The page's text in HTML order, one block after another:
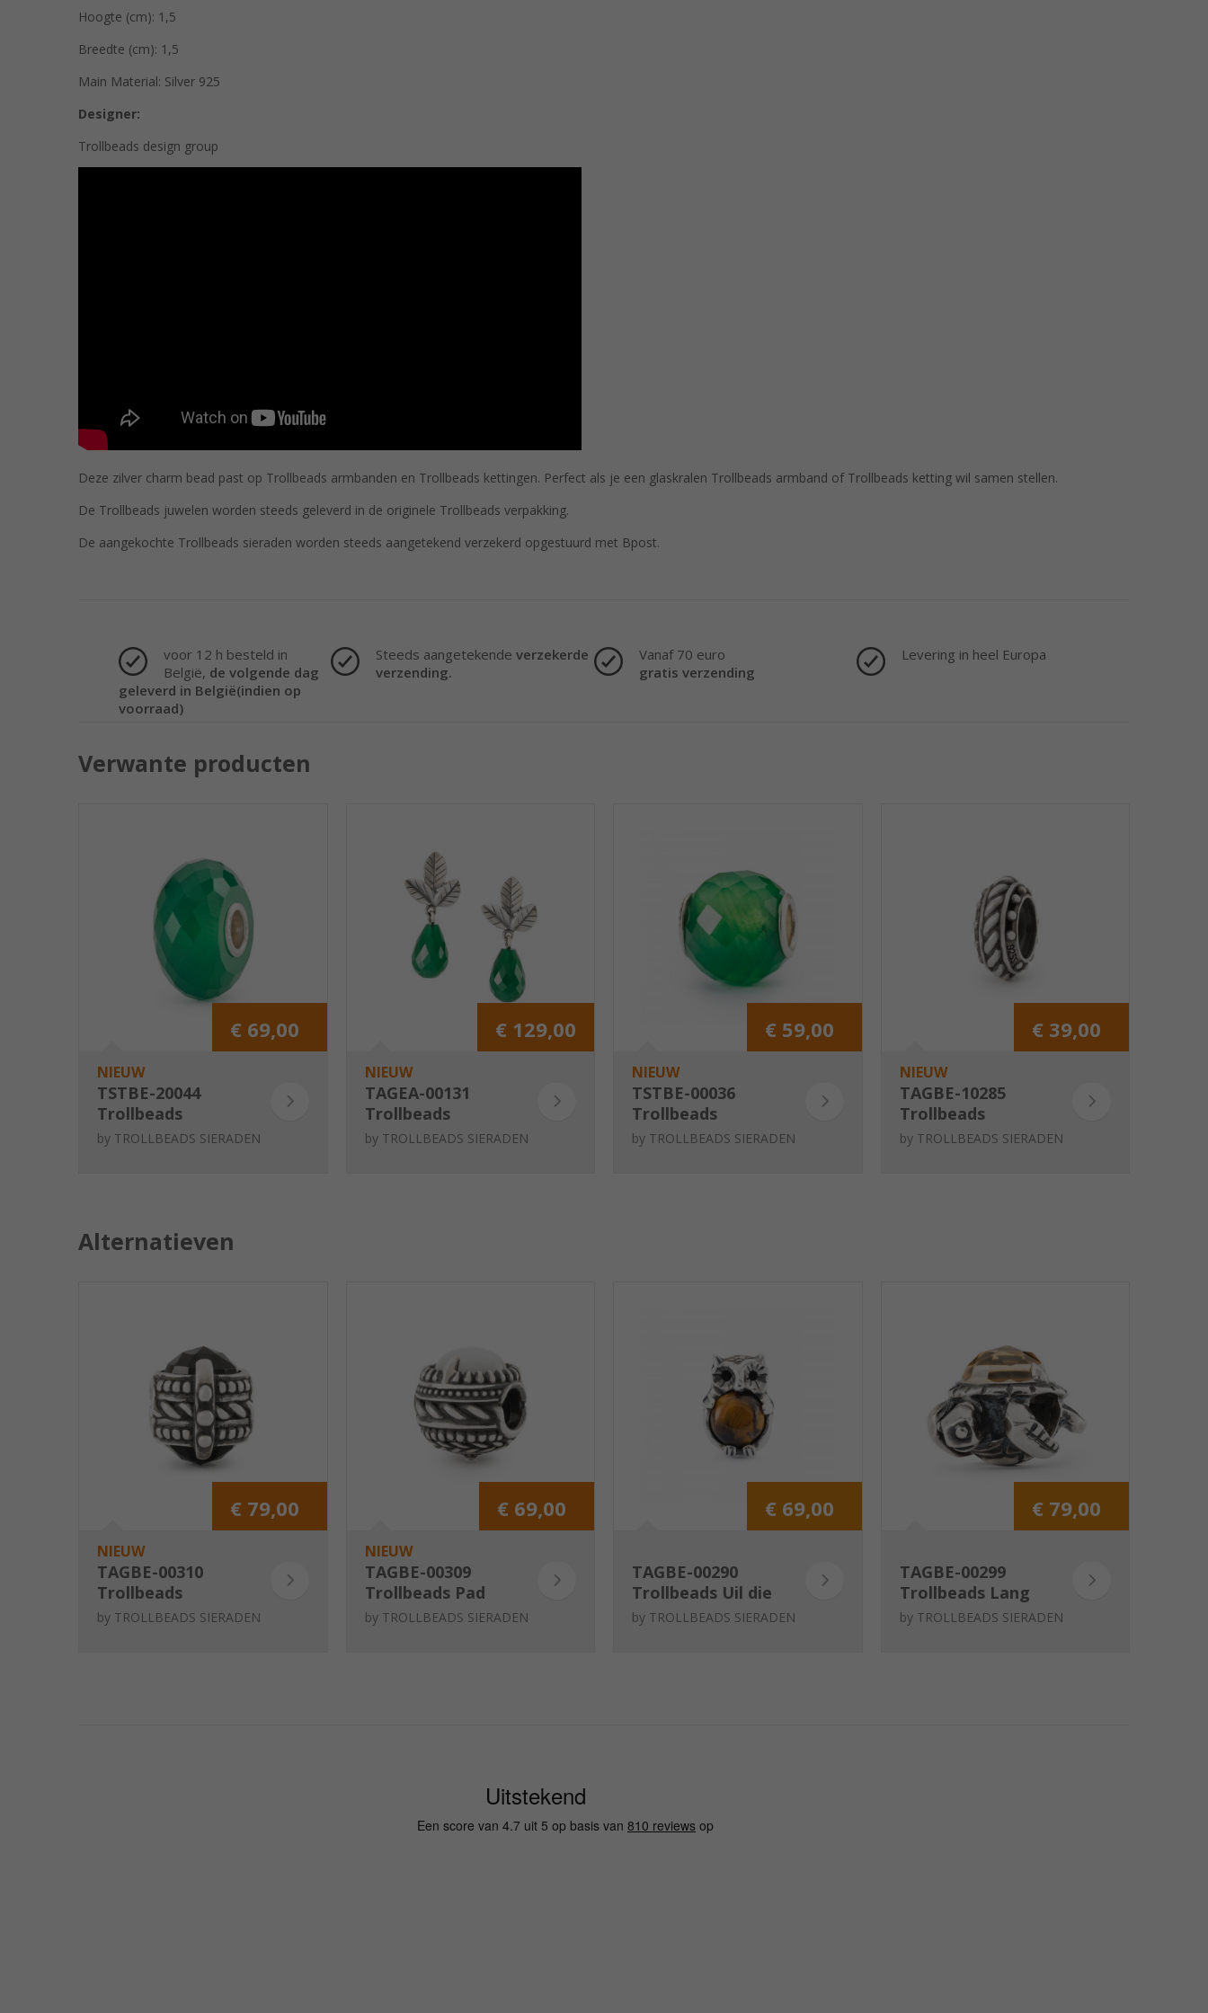
Hoogte (cm): 1,5
Breedte (cm): 1,5
Main Material: Silver 925
Designer:
Trollbeads design group
Deze zilver charm bead past op Trollbeads armbanden en Trollbeads kettingen. Perfect als je een glaskralen Trollbeads armband of Trollbeads ketting wil samen stellen.
De Trollbeads juwelen worden steeds geleverd in de originele Trollbeads verpakking.
De aangekochte Trollbeads sieraden worden steeds aangetekend verzekerd opgestuurd met Bpost.
voor 12 h besteld in
België, de volgende dag
geleverd in België(indien op
voorraad)
Steeds aangetekendeverzekerde
verzending.
Vanaf 70 euro
gratis verzending
Levering in heel Europa
Verwante producten
€ 69,00
NIEUW
TSTBE-20044
Trollbeads
Groene onyx
by TROLLBEADS SIERADEN
€ 129,00
NIEUW
TAGEA-00131
Trollbeads
Bladeren van rust
by TROLLBEADS SIERADEN
€ 59,00
NIEUW
TSTBE-00036
Trollbeads
Gefacetteerde
by TROLLBEADS SIERADEN
€ 39,00
NIEUW
TAGBE-10285
Trollbeads
Tijdloos, stopper
by TROLLBEADS SIERADEN
Alternatieven
€ 79,00
NIEUW
TAGBE-00310
Trollbeads
Symfonie van
by TROLLBEADS SIERADEN
€ 69,00
NIEUW
TAGBE-00309
Trollbeads Pad
van de liefde
by TROLLBEADS SIERADEN
€ 69,00
TAGBE-00290
Trollbeads Uil die
beschermt
by TROLLBEADS SIERADEN
€ 79,00
TAGBE-00299
Trollbeads Lang
Leven
by TROLLBEADS SIERADEN